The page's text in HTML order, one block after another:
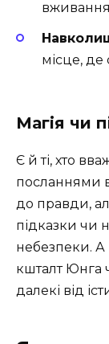
місце, де
Магія чи
Є й ті, хто
посланнями
до правди,
підказки чи
небезпеки. А
кшталт Юнга
далекі від